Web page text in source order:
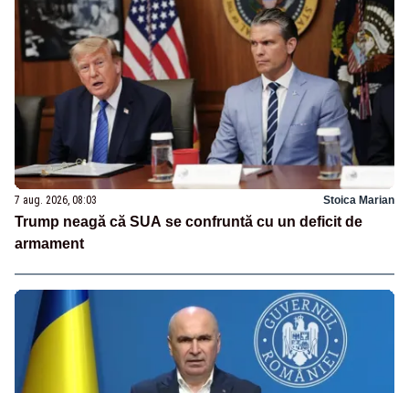
7 aug. 2026, 08:03 Stoica Marian
Trump neagă că SUA se confruntă cu un deficit de
armament